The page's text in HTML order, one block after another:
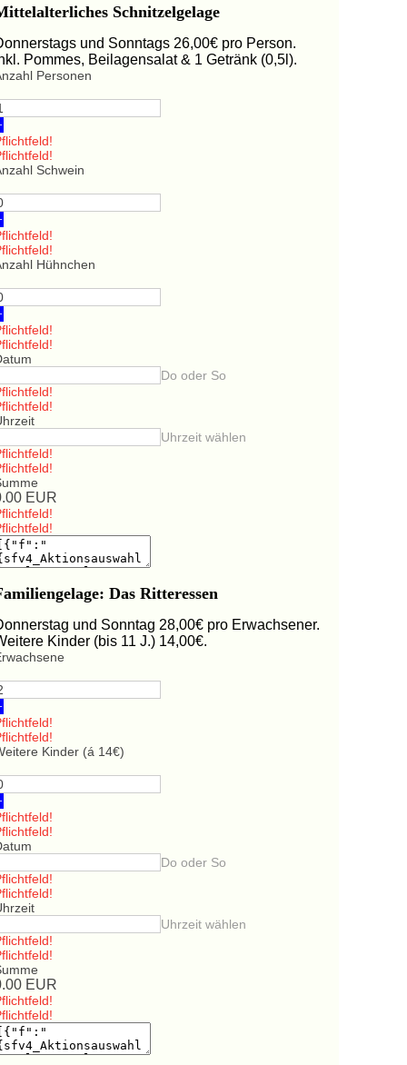
Schnitzelgelage
und Sonntags 26,00€ pro Person.
Pommes, Beilagensalat & 1 Getränk (0,5l).
Personen
Schwein
Hühnchen
Do oder So
Uhrzeit wählen
EUR
Das Ritteressen
und Sonntag 28,00€ pro Erwachsener.
Kinder (bis 11 J.) 14,00€.
Kinder (á 14€)
Do oder So
Uhrzeit wählen
EUR